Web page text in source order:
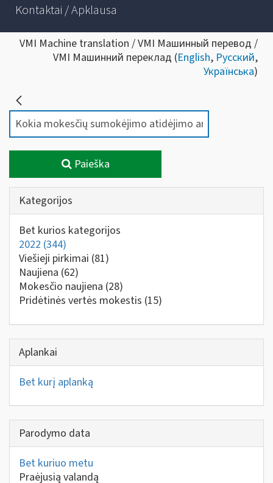
Kontaktai / Apklausa
VMI Machine translation / VMI Машинный перевод /
VMI Машинний переклад (English, Русский,
Українська)
Paieška
Kategorijos
Bet kurios kategorijos
2022 (344)
Viešieji pirkimai (81)
Naujiena (62)
Mokesčio naujiena (28)
Pridėtinės vertės mokestis (15)
Aplankai
Bet kurį aplanką
Parodymo data
Bet kuriuo metu
Praėjusią valandą